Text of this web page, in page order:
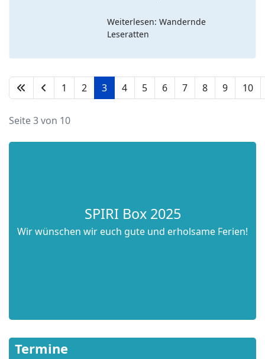
Weiterlesen: Wandernde
Leseratten
1 2 3 4 5 6 7 8 9 10
Seite 3 von 10
SPIRI Box 2025
Wir wünschen wir euch gute und erholsame Ferien!
Termine